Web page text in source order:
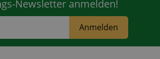
Newsletter anmelden!
Anmelden